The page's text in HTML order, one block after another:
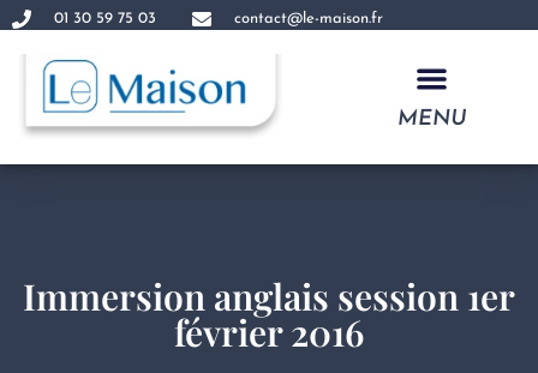
01 30 59 75 03 contact@le-maison.fr
MENU
Immersion anglais session 1er
février 2016